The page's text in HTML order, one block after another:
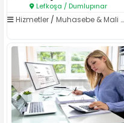
Lefkoşa / Dumlupınar
Hizmetler / Muhasebe & Mali Müşavirlik